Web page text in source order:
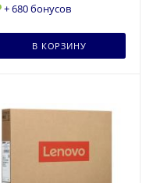
+ 680 бонусов
В КОРЗИНУ